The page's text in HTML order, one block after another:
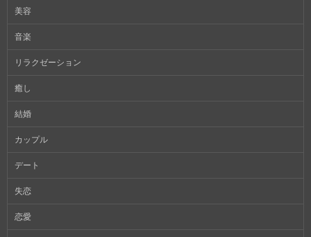
美容
音楽
リラクゼーション
癒し
結婚
カップル
デート
失恋
恋愛